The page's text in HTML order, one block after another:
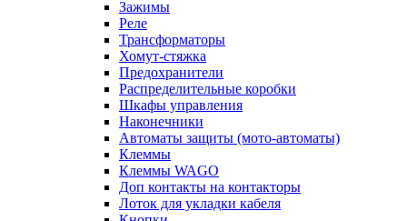
Зажимы
Реле
Трансформаторы
Хомут-стяжка
Предохранители
Распределительные коробки
Шкафы управления
Наконечники
Автоматы защиты (мото-автоматы)
Клеммы
Клеммы WAGO
Доп контакты на контакторы
Лоток для укладки кабеля